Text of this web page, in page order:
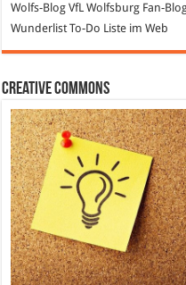
Wolfs-Blog VfL Wolfsburg Fan-
WunderlistTo-Do Liste im Web
Creative Commons